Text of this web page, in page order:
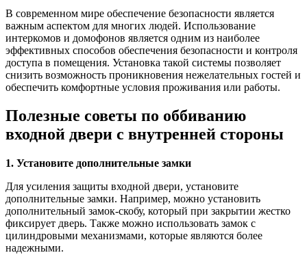
В современном мире обеспечение безопасности является
важным аспектом для многих людей. Использование
интеркомов и домофонов является одним из наиболее
эффективных способов обеспечения безопасности и контроля
доступа в помещения. Установка такой системы позволяет
снизить возможность проникновения нежелательных гостей и
обеспечить комфортные условия проживания или работы.
Полезные советы по оббиванию
входной двери с внутренней стороны
1. Установите дополнительные замки
Для усиления защиты входной двери, установите
дополнительные замки. Например, можно установить
дополнительный замок-скобу, который при закрытии жестко
фиксирует дверь. Также можно использовать замок с
цилиндровыми механизмами, которые являются более
надежными.